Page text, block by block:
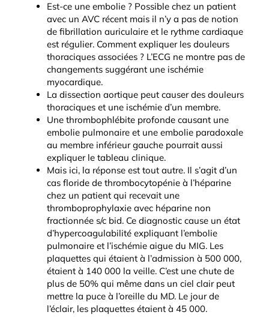
Est-ce une embolie ? Possible chez un patient
avec un AVC récent mais il n’y a pas de notion
de fibrillation auriculaire et le rythme cardiaque
est régulier. Comment expliquer les douleurs
thoraciques associées ? L’ECG ne montre pas de
changements suggérant une ischémie
myocardique.
La dissection aortique peut causer des douleurs
thoraciques et une ischémie d’un membre.
Une thrombophlébite profonde causant une
embolie pulmonaire et une embolie paradoxale
au membre inférieur gauche pourrait aussi
expliquer le tableau clinique.
Mais ici, la réponse est tout autre. Il s’agit d’un
cas floride de thrombocytopénie à l’héparine
chez un patient qui recevait une
thromboprophylaxie avec héparine non
fractionnée s/c bid. Ce diagnostic cause un état
d’hypercoagulabilité expliquant l’embolie
pulmonaire et l’ischémie aigue du MIG. Les
plaquettes qui étaient à l’admission à 500 000,
étaient à 140 000 la veille. C’est une chute de
plus de 50% qui même dans un ciel clair peut
mettre la puce à l’oreille du MD. Le jour de
l’éclair, les plaquettes étaient à 45 000.